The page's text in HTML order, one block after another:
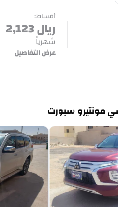
أقساط:
ريال2,123
شهرياً
عرض التفاصيل
مونتيرو سبورت